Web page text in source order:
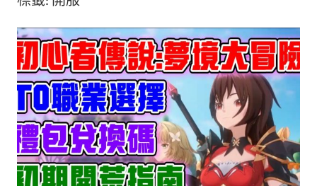
人
推
薦
戲
科
技
自
媒